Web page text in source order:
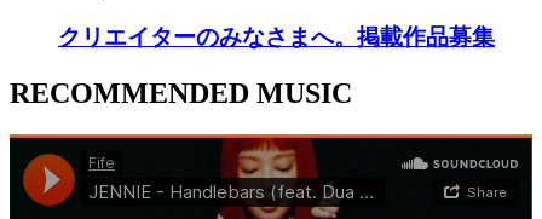
クリエイターのみなさまへ。掲載作品募集
RECOMMENDED MUSIC